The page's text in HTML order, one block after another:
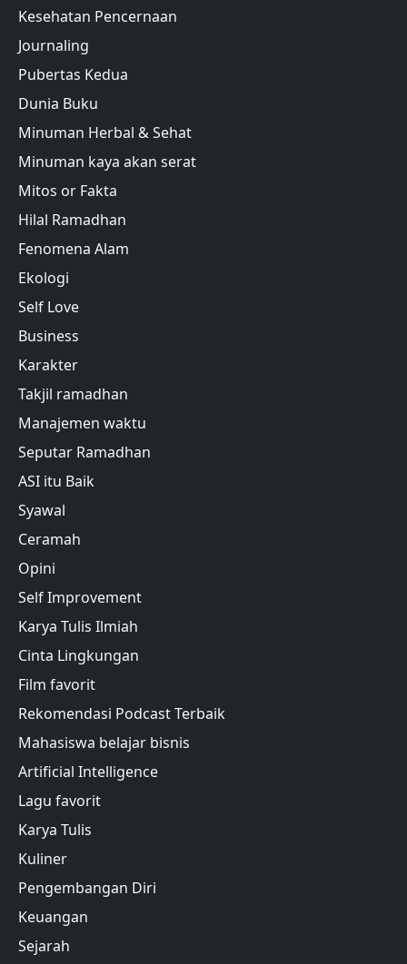
Kesehatan Pencernaan
Journaling
Pubertas Kedua
Dunia Buku
Minuman Herbal & Sehat
Minuman kaya akan serat
Mitos or Fakta
Hilal Ramadhan
Fenomena Alam
Ekologi
Self Love
Business
Karakter
Takjil ramadhan
Manajemen waktu
Seputar Ramadhan
ASI itu Baik
Syawal
Ceramah
Opini
Self Improvement
Karya Tulis Ilmiah
Cinta Lingkungan
Film favorit
Rekomendasi Podcast Terbaik
Mahasiswa belajar bisnis
Artificial Intelligence
Lagu favorit
Karya Tulis
Kuliner
Pengembangan Diri
Keuangan
Sejarah